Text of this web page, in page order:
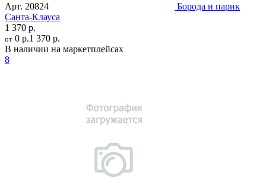
Арт. 20824
Борода и парик
Санта-Клауса
1 370 р.
от 0 р.1 370 р.
В наличии на маркетплейсах
8